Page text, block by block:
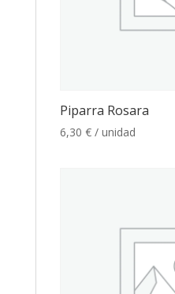
Piparra Rosara
6,30 € / unidad